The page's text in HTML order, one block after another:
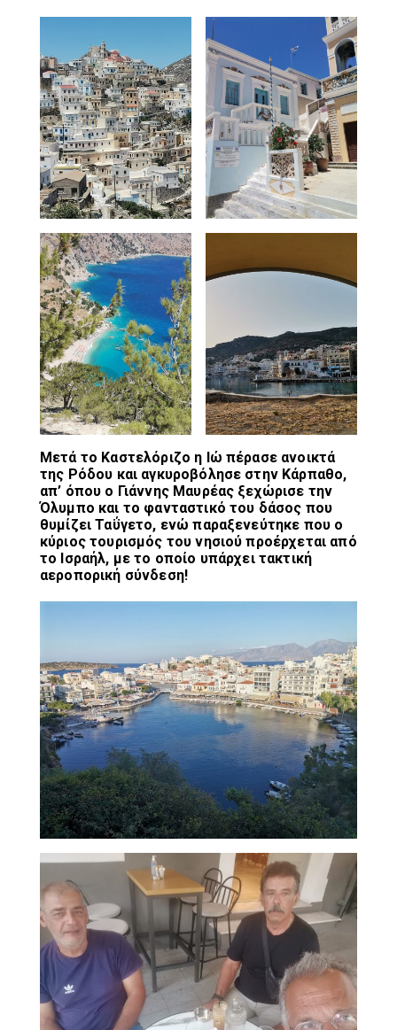
Μετά το Καστελόριζο η Ιώ πέρασε ανοικτά
της Ρόδου και αγκυροβόλησε στην Κάρπαθο,
απ’ όπου ο Γιάννης Μαυρέας ξεχώρισε την
Όλυμπο και το φανταστικό του δάσος που
θυμίζει Ταΰγετο, ενώ παραξενεύτηκε που ο
κύριος τουρισμός του νησιού προέρχεται από
το Ισραήλ, με το οποίο υπάρχει τακτική
αεροπορική σύνδεση!